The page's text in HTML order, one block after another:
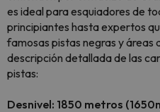
es ideal para esquiadores de
principiantes hasta expertos
famosas pistas negras y áreas
descripción detallada de las
pistas:
Desnivel: 1850 metros